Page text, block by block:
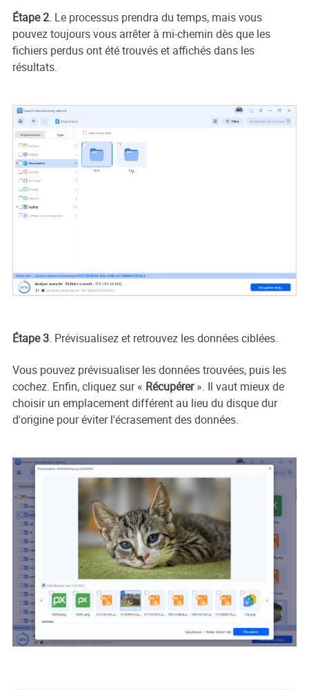
Étape 2. Le processus prendra du temps, mais vous
pouvez toujours vous arrêter à mi-chemin dès que les
fichiers perdus ont été trouvés et affichés dans les
résultats.
Étape 3. Prévisualisez et retrouvez les données ciblées.
Vous pouvez prévisualiser les données trouvées, puis les
cochez. Enfin, cliquez sur « Récupérer». Il vaut mieux de
choisir un emplacement différent au lieu du disque dur
d'origine pour éviter l'écrasement des données.